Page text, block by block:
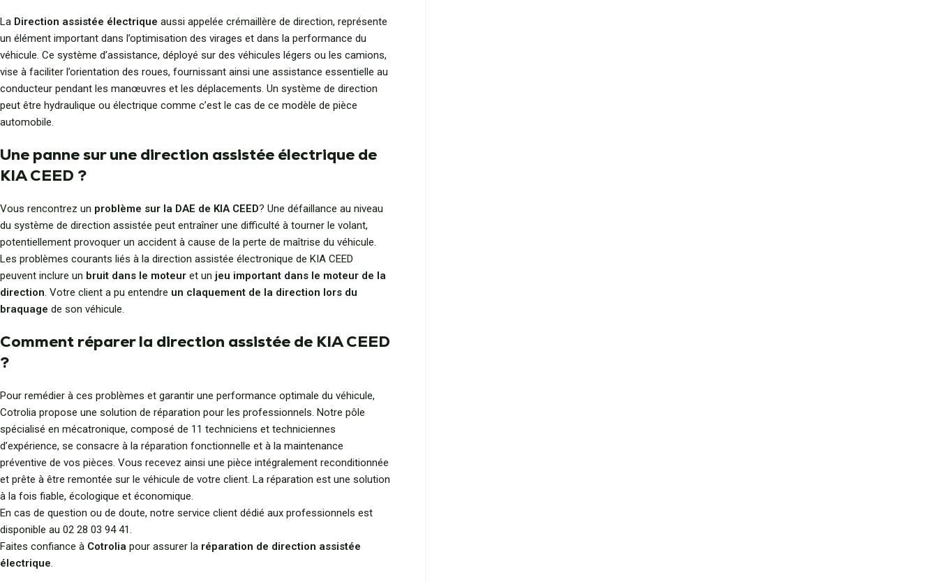
La Direction assistée électrique aussi appelée crémaillère de direction, représente
un élément important dans l’optimisation des virages et dans la performance du
véhicule. Ce système d’assistance, déployé sur des véhicules légers ou les camions,
vise à faciliter l’orientation des roues, fournissant ainsi une assistance essentielle au
conducteur pendant les manœuvres et les déplacements. Un système de direction
peut être hydraulique ou électrique comme c’est le cas de ce modèle de pièce
automobile.
Une panne sur une direction assistée électrique de
KIA CEED ?
Vous rencontrez un problème sur la DAE de KIA CEED? Une défaillance au niveau
du système de direction assistée peut entraîner une difficulté à tourner le volant,
potentiellement provoquer un accident à cause de la perte de maîtrise du véhicule.
Les problèmes courants liés à la direction assistée électronique de KIA CEED
peuvent inclure un bruit dans le moteur et un jeu important dans le moteur de la
direction. Votre client a pu entendre un claquement de la direction lors du
braquage de son véhicule.
Comment réparer la direction assistée de KIA CEED
?
Pour remédier à ces problèmes et garantir une performance optimale du véhicule,
Cotrolia propose une solution de réparation pour les professionnels. Notre pôle
spécialisé en mécatronique, composé de 11 techniciens et techniciennes
d’expérience, se consacre à la réparation fonctionnelle et à la maintenance
préventive de vos pièces. Vous recevez ainsi une pièce intégralement reconditionnée
et prête à être remontée sur le véhicule de votre client. La réparation est une solution
à la fois fiable, écologique et économique.
En cas de question ou de doute, notre service client dédié aux professionnels est
disponible au 02 28 03 94 41.
Faites confiance à Cotrolia pour assurer la réparation de direction assistée
électrique.